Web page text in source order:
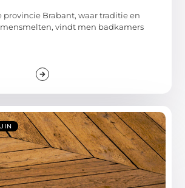
provincie Brabant, waar traditie en
vindt men badkamers